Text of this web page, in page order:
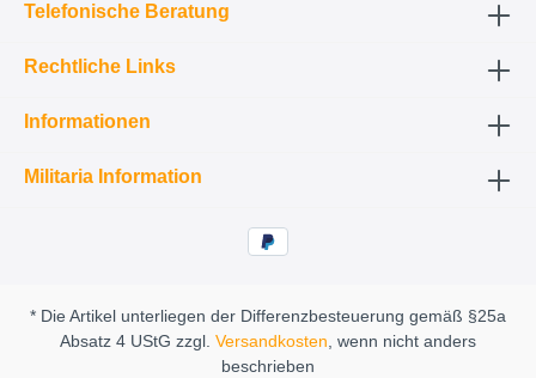
Telefonische Beratung
Rechtliche Links
Informationen
Militaria Information
* Die Artikel unterliegen der Differenzbesteuerung gemäß §25a
Absatz 4 UStG zzgl. Versandkosten, wenn nicht anders
beschrieben